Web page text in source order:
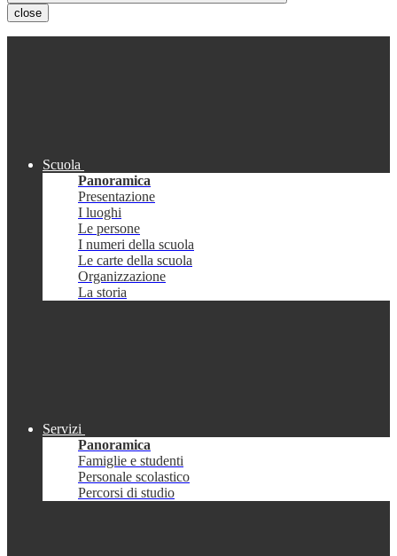
close
Scuola
Panoramica
Presentazione
I luoghi
Le persone
I numeri della scuola
Le carte della scuola
Organizzazione
La storia
Servizi
Panoramica
Famiglie e studenti
Personale scolastico
Percorsi di studio